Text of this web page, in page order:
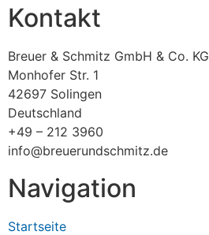
Kontakt
Breuer & Schmitz GmbH & Co. KG​
Monhofer Str. 1
42697 Solingen
Deutschland
+49 – 212 3960
info@breuerundschmitz.de
Navigation
Startseite